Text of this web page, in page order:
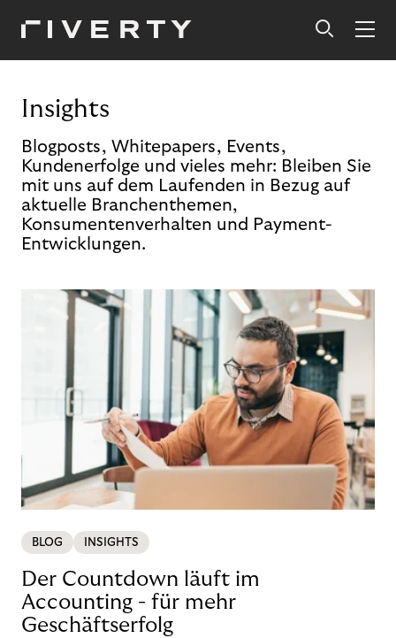
Insights
Blogposts, Whitepapers, Events,
Kundenerfolge und vieles mehr: Bleiben Sie
mit uns auf dem Laufenden in Bezug auf
aktuelle Branchenthemen,
Konsumentenverhalten und Payment-
Entwicklungen.
BLOG INSIGHTS
Der Countdown läuft im
Accounting - für mehr
Geschäftserfolg